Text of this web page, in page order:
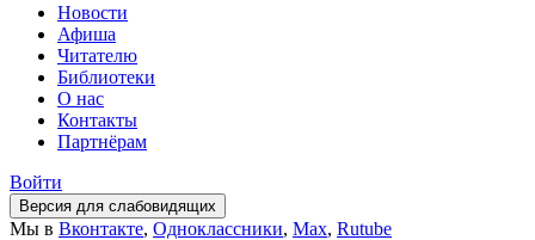
Новости
Афиша
Читателю
Библиотеки
О нас
Контакты
Партнёрам
Войти
Версия для слабовидящих
Мы в Вконтакте, Одноклассники, Max, Rutube